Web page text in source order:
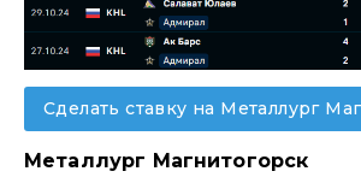
Сделать ставку на Металлург
Металлург Магнитогорск